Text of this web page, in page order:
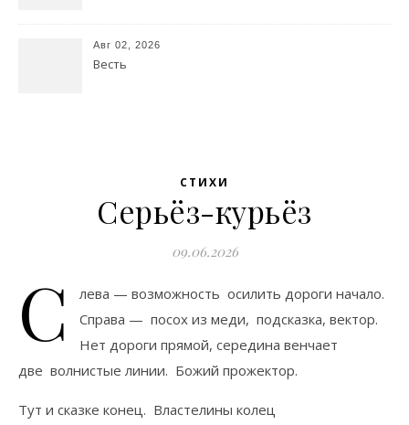
Авг 02, 2026
Весть
СТИХИ
Серьёз-курьёз
09.06.2026
С
лева — возможность осилить дороги начало.
Справа — посох из меди, подсказка, вектор.
Нет дороги прямой, середина венчает
две волнистые линии. Божий прожектор.
Тут и сказке конец. Властелины колец